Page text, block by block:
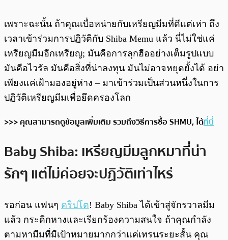
เพราะฉะนั้น ถ้าคุณเบื่อหน่ายกับเหรียญมีมที่ดีแต่เห่า ถึง
เวลาเข้าร่วมการปฏิวัติกับ Shiba Memu แล้ว นี่ไม่ใช่แค่
เหรียญมีมอีกเหรียญ; มันคือการลุกฮืออย่างเต็มรูปแบบ
มันคือไวรัล มันคือสิ่งที่น่าลงทุน มันไม่อาจหยุดยั้งได้ อย่า
เพียงแค่เฝ้ามองอยู่ห่าง – มาเข้าร่วมเป็นส่วนหนึ่งในการ
ปฏิวัติเหรียญมีมเพื่อยึดครองโลก
>>> คุณสามารถดูข้อมูลเพิ่มเติม รวมถึงวิธีการซื้อ SHMU, ได้ที่นี่
Baby Shiba: เหรียญมีมลูกหมาที่น่า
รักๆ แต่ไม่ค่อยจะปฏิวัติเท่าไหร่
รอก่อน แฟนๆ คริปโต! Baby Shiba ได้เข้าสู่จักรวาลมีม
แล้ว กระดิกหางและเรียกร้องความสนใจ ถ้าคุณกำลัง
ตามหามีมที่มีเป้าหมายมากกว่าแค่เทรนระยะสั้น คุณ